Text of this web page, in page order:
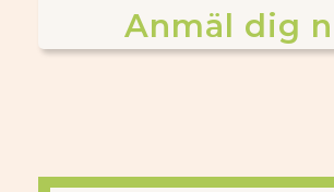
Anmäl dig